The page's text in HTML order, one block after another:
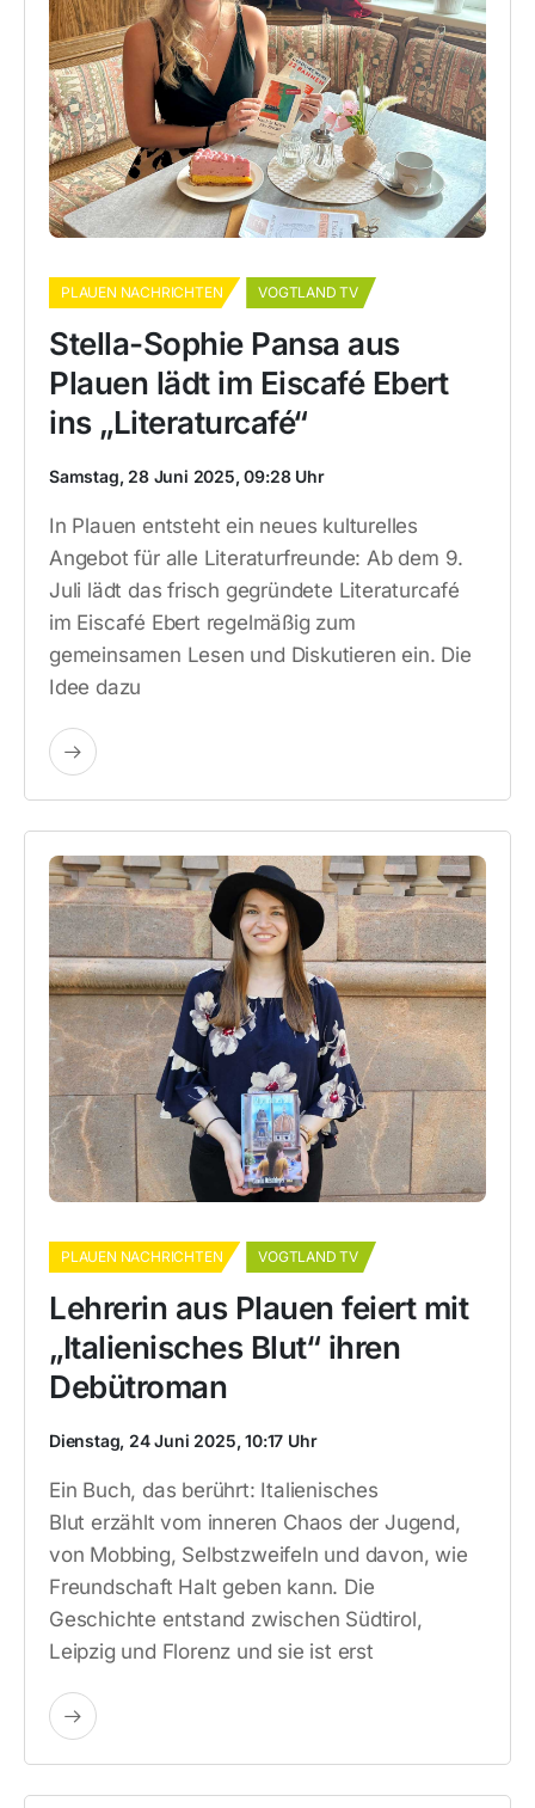
PLAUEN NACHRICHTEN VOGTLAND TV
Stella-Sophie Pansa aus
Plauen lädt im Eiscafé Ebert
ins „Literaturcafé“
Samstag, 28 Juni 2025, 09:28 Uhr
In Plauen entsteht ein neues kulturelles
Angebot für alle Literaturfreunde: Ab dem 9.
Juli lädt das frisch gegründete Literaturcafé
im Eiscafé Ebert regelmäßig zum
gemeinsamen Lesen und Diskutieren ein. Die
Idee dazu
PLAUEN NACHRICHTEN VOGTLAND TV
Lehrerin aus Plauen feiert mit
„Italienisches Blut“ ihren
Debütroman
Dienstag, 24 Juni 2025, 10:17 Uhr
Ein Buch, das berührt: Italienisches
Blut erzählt vom inneren Chaos der Jugend,
von Mobbing, Selbstzweifeln und davon, wie
Freundschaft Halt geben kann. Die
Geschichte entstand zwischen Südtirol,
Leipzig und Florenz und sie ist erst